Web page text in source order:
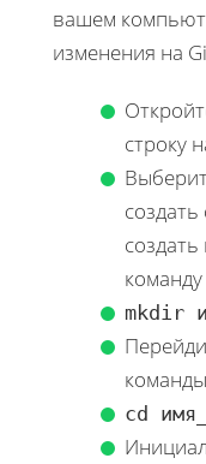
вашем
изменения на
строку
команду
mkdir
команды
cd